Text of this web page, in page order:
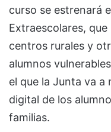
curso se estrenará
Extraescolares,
centros rurales y
alumnos
el que la Junta va a
digital de los
familias.